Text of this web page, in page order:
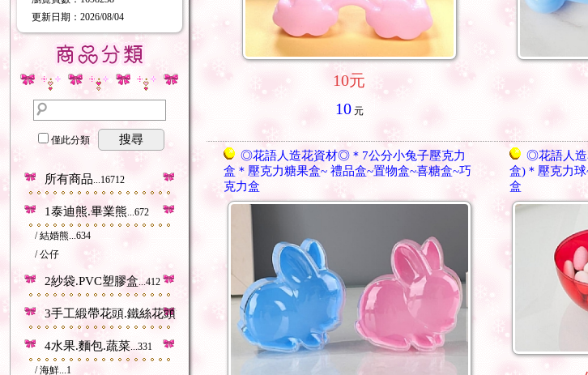
更新日期 ：2026/08/04
僅此分類 搜尋
所有商品 ...16712
1泰迪熊.畢業熊 ...672
/ 結婚熊...634
/ 公仔
2紗袋.PVC塑膠盒 ...412
3手工緞帶花頭.鐵絲花頭等
4水果.麵包.蔬菜 ...331
/ 海鮮...1
10元
10元
◎花語人造花資材◎＊7公分小兔子壓克力
盒＊壓克力糖果盒~ 禮品盒~置物盒~喜糖盒~巧
克力盒
◎花語人造
盒)＊壓克力
盒